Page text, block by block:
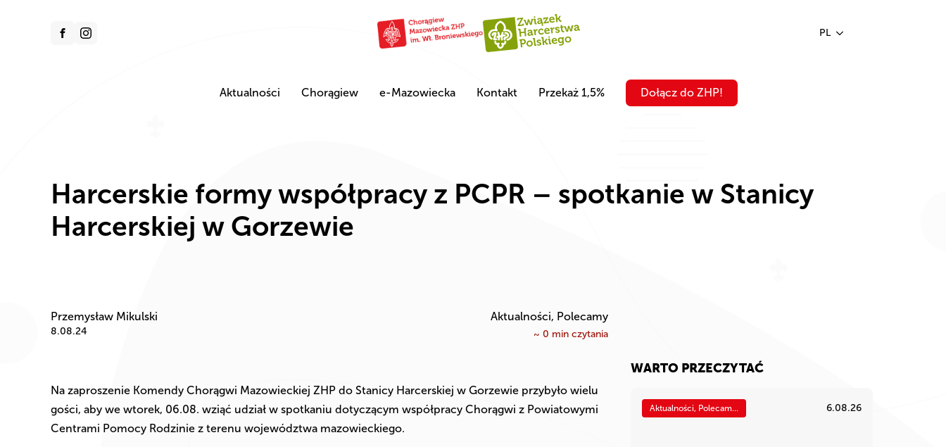
PL
Aktualności Chorągiew e-Mazowiecka Kontakt Przekaż 1,5% Dołącz do ZHP!
Harcerskie formy współpracy z PCPR – spotkanie w Stanicy
Harcerskiej w Gorzewie
Przemysław Mikulski
8.08.24
Aktualności, Polecamy
~ 0 min czytania
Na zaproszenie Komendy Chorągwi Mazowieckiej ZHP do Stanicy Harcerskiej w Gorzewie przybyło wielu
gości, aby we wtorek, 06.08. wziąć udział w spotkaniu dotyczącym współpracy Chorągwi z Powiatowymi
Centrami Pomocy Rodzinie z terenu województwa mazowieckiego.
WARTO PRZECZYTAĆ
Aktualności, Polecam... 6.08.26